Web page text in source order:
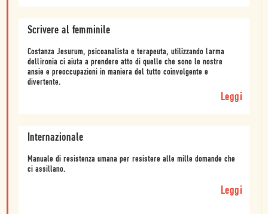
Scrivere al femminile
Costanza Jesurum, psicoanalista e terapeuta, utilizzando larma
dellironia ci aiuta a prendere atto di quelle che sono le nostre
ansie e preoccupazioni in maniera del tutto coinvolgente e
divertente.
Leggi
Internazionale
Manuale di resistenza umana per resistere alle mille domande che
ci assillano.
Leggi